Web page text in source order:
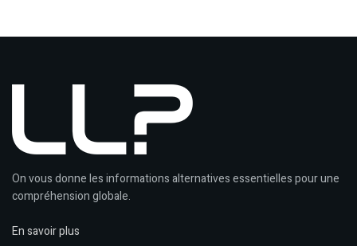
On vous donne les informations alternatives essentielles pour une
compréhension globale.
En savoir plus